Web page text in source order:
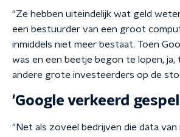
"Ze hebben uiteindelijk wat geld
een bestuurder van een groot
inmiddels niet meer bestaat. Toen
was en een beetje begon te lopen,
andere grote investeerders op de
'Google verkeerd
"Net als zoveel bedrijven die data van